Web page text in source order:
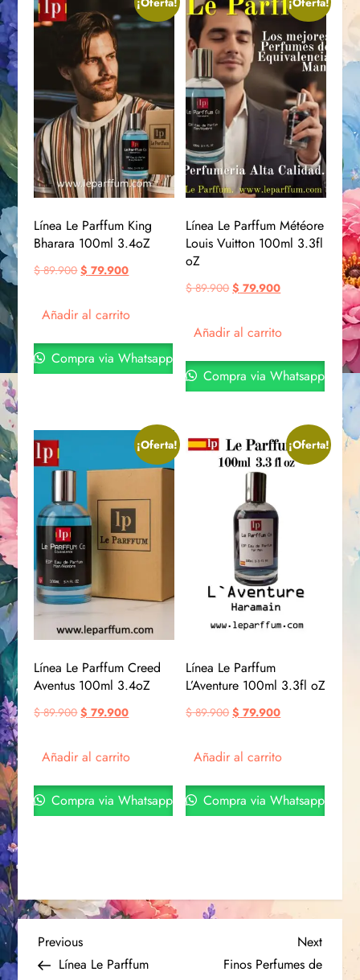
Línea Le Parffum King
Bharara 100ml 3.4oZ
$89.900 $ 79.900
Añadir al carrito
Compra via Whatsapp
Línea Le Parffum Météore
Louis Vuitton 100ml 3.3fl
oZ
$89.900 $ 79.900
Añadir al carrito
Compra via Whatsapp
¡Oferta!
Línea Le Parffum Creed
Aventus 100ml 3.4oZ
$89.900 $ 79.900
Añadir al carrito
Compra via Whatsapp
¡Oferta!
Línea Le Parffum
L’Aventure 100ml 3.3fl oZ
$89.900 $ 79.900
Añadir al carrito
Compra via Whatsapp
Previous
Línea Le Parffum
Next
Finos Perfumes de